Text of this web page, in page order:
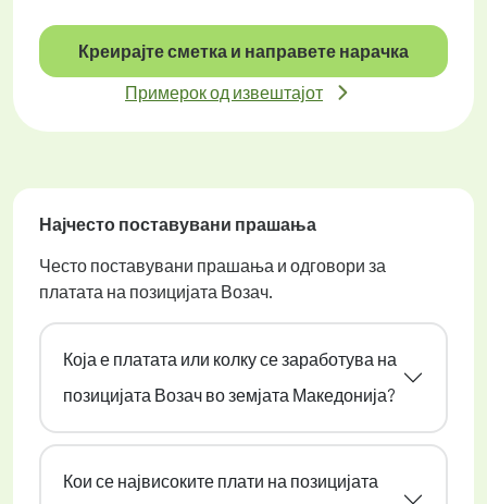
Креирајте сметка и направете нарачка
Примерок од извештајот
Најчесто поставувани прашања
Често поставувани прашања и одговори за
платата на позицијата Возач.
Која е платата или колку се заработува на
позицијата Возач во земјата Македонија?
Кои се највисоките плати на позицијата